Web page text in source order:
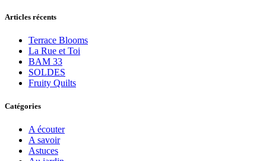
Articles récents
Terrace Blooms
La Rue et Toi
BAM 33
SOLDES
Fruity Quilts
Catégories
A écouter
A savoir
Astuces